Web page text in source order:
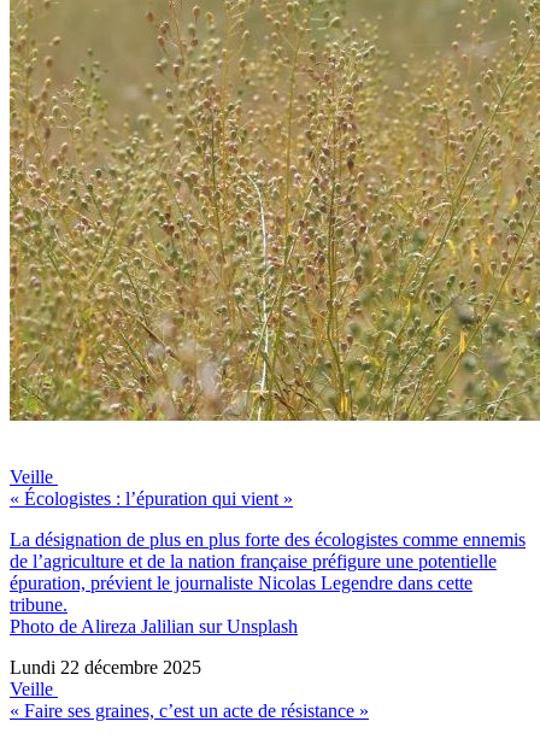
Veille
« Écologistes : l’épuration qui vient »
La désignation de plus en plus forte des écologistes comme ennemis
de l’agriculture et de la nation française préfigure une potentielle
épuration, prévient le journaliste Nicolas Legendre dans cette
tribune.
Photo de Alireza Jalilian sur Unsplash
Lundi 22 décembre 2025
Veille
« Faire ses graines, c’est un acte de résistance »